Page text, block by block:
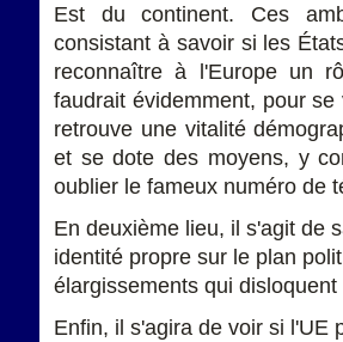
Est du continent. Ces
consistant à savoir si les
reconnaître à l'Europe un
faudrait évidemment, pour
retrouve une vitalité
et se dote des moyens, y
oublier le fameux numéro de
En deuxième lieu, il s'agit de
identité propre sur le plan
élargissements qui
Enfin, il s'agira de voir si l'UE